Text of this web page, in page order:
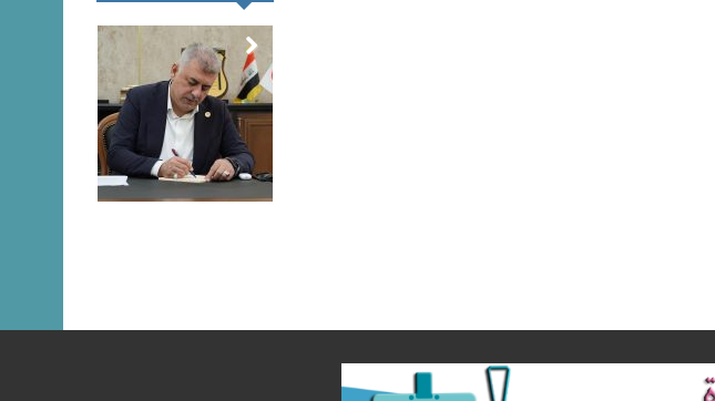
بيان…